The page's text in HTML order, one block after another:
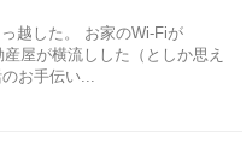
越した。 お家のWi-Fiが
屋が横流しした（としか思え
お手伝い...